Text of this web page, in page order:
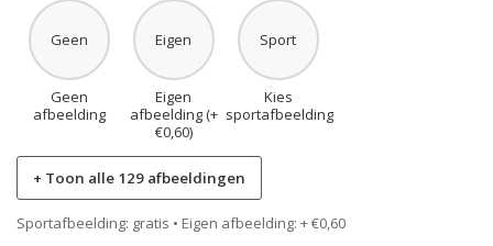
Geen
Geen
afbeelding
Eigen
Eigen
afbeelding (+
€0,60)
Sport
Kies
sportafbeelding
+ Toon alle 129 afbeeldingen
Sportafbeelding: gratis • Eigen afbeelding: + €0,60